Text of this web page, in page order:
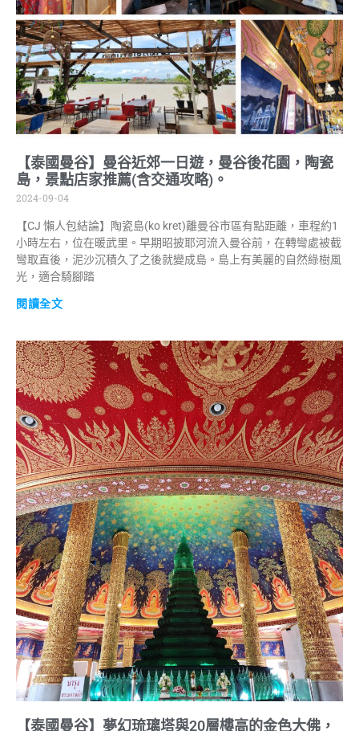
【泰國曼谷】曼谷近郊一日遊，曼谷後花園，陶瓷
島，景點店家推薦(含交通攻略)。
2024-09-04
【CJ 懶人包結論】陶瓷島(ko kret)離曼谷市區有點距離，車程約1
小時左右，位在暖武里。早期昭披耶河流入曼谷前，在轉彎處被截
彎取直後，泥沙沉積久了之後就變成島。島上有美麗的自然綠樹風
光，適合騎腳踏
閱讀全文
【泰國曼谷】夢幻琉璃塔與20層樓高的金色大佛，